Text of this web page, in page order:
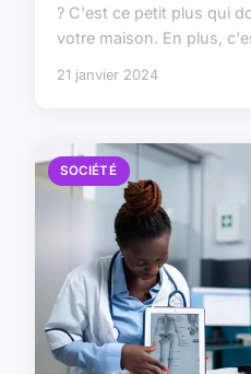
? C'est ce petit plus qui
votre maison. En plus,
21 janvier 2024
SOCIÉTÉ